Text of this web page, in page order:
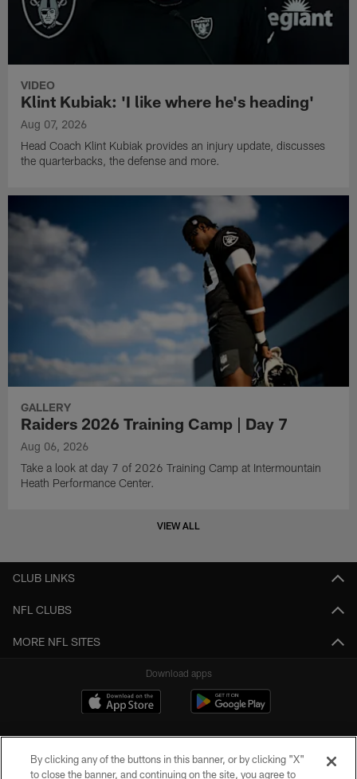
VIDEO
Klint Kubiak: 'I like where he's heading'
Aug 07, 2026
Head Coach Klint Kubiak provides an injury update, discusses
the quarterbacks, the defense and more.
GALLERY
Raiders 2026 Training Camp | Day 7
Aug 06, 2026
Take a look at day 7 of 2026 Training Camp at Intermountain
Heath Performance Center.
VIEW ALL
CLUB LINKS
NFL CLUBS
MORE NFL SITES
Download apps
By clicking any of the buttons in this banner, or by clicking "X"
to close the banner, and continuing on the site, you agree to